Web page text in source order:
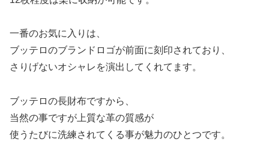
一番のお気に入りは、
ブッテロのブランドロゴが前面に刻印されており、
さりげないオシャレを演出してくれてます。
ブッテロの長財布ですから、
当然の事ですが上質な革の質感が
使うたびに洗練されてくる事が魅力のひとつです。